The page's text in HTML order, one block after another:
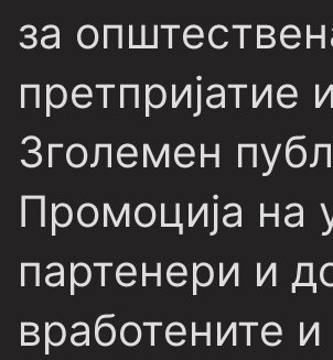
за
претпријатие
Зголемен
Промоција на
партенери и
вработените